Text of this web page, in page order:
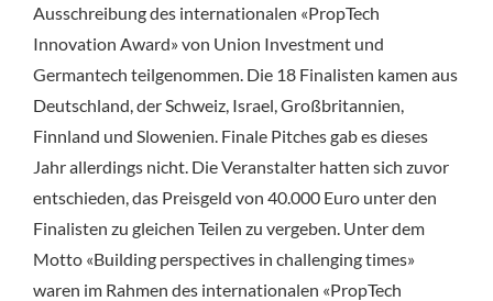
Ausschreibung des internationalen «PropTech
Innovation Award» von Union Investment und
Germantech teilgenommen. Die 18 Finalisten kamen aus
Deutschland, der Schweiz, Israel, Großbritannien,
Finnland und Slowenien. Finale Pitches gab es dieses
Jahr allerdings nicht. Die Veranstalter hatten sich zuvor
entschieden, das Preisgeld von 40.000 Euro unter den
Finalisten zu gleichen Teilen zu vergeben. Unter dem
Motto «Building perspectives in challenging times»
waren im Rahmen des internationalen «PropTech